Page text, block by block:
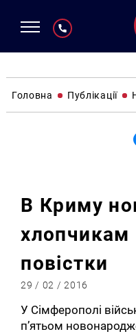
Головна Публікації
В Криму
хлопчикам
повістки
29 / 02 / 2016
У Сімферополі
п’ятьом